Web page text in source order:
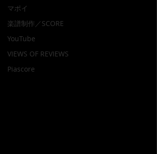
マポイ
楽譜制作／SCORE
YouTube
VIEWS OF REVIEWS
Piascore